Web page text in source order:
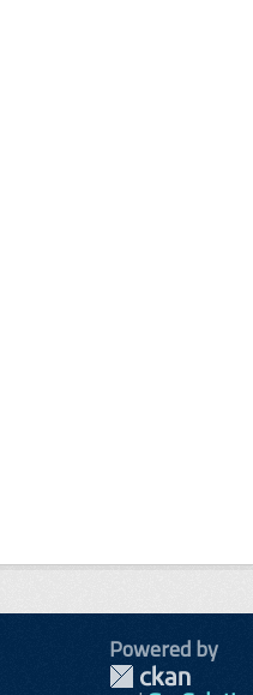
Powered by